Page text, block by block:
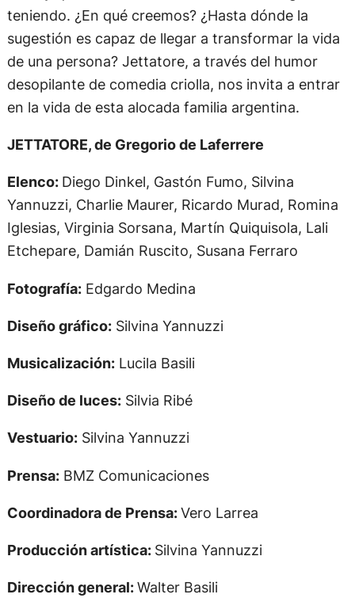
teniendo. ¿En qué creemos? ¿Hasta dónde la
sugestión es capaz de llegar a transformar la vida
de una persona? Jettatore, a través del humor
desopilante de comedia criolla, nos invita a entrar
en la vida de esta alocada familia argentina.
JETTATORE, de Gregorio de Laferrere
Elenco: Diego Dinkel, Gastón Fumo, Silvina
Yannuzzi, Charlie Maurer, Ricardo Murad, Romina
Iglesias, Virginia Sorsana, Martín Quiquisola, Lali
Etchepare, Damián Ruscito, Susana Ferraro
Fotografía:Edgardo Medina
Diseño gráfico:Silvina Yannuzzi
Musicalización:Lucila Basili
Diseño de luces:Silvia Ribé
Vestuario:Silvina Yannuzzi
Prensa:BMZ Comunicaciones
Coordinadora de Prensa:Vero Larrea
Producción artística: Silvina Yannuzzi
Dirección general:Walter Basili